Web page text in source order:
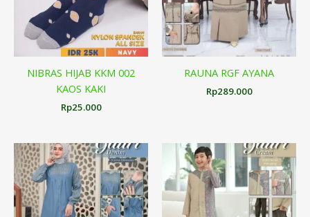
NIBRAS HIJAB KKM 002
KAOS KAKI
Rp25.000
RAUNA RGF AYANA
Rp289.000